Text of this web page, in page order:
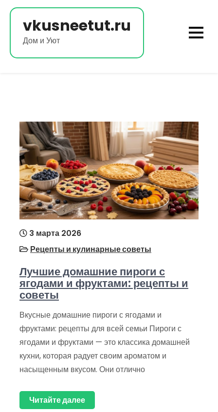
Перейти
содержимому
vkusneetut.ru
Дом и Уют
3 марта 2026
Рецепты и кулинарные советы
Лучшие домашние пироги с
ягодами и фруктами: рецепты и
советы
Вкусные домашние пироги с ягодами и
фруктами: рецепты для всей семьи Пироги с
ягодами и фруктами — это классика домашней
кухни, которая радует своим ароматом и
насыщенным вкусом. Они отлично
Читайте далее